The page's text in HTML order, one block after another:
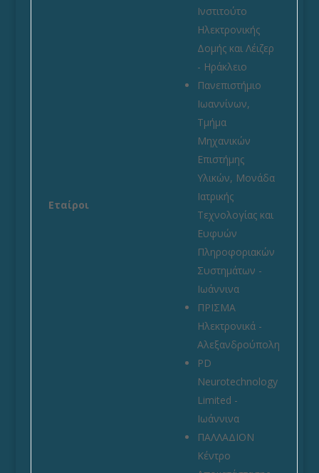
Εταίροι
Ινστιτούτο
Ηλεκτρονικής
Δομής και Λέιζερ
- Ηράκλειο
Πανεπιστήμιο
Ιωαννίνων,
Τμήμα
Μηχανικών
Επιστήμης
Υλικών, Μονάδα
Ιατρικής
Τεχνολογίας και
Ευφυών
Πληροφοριακών
Συστημάτων -
Ιωάννινα
ΠΡΙΣΜΑ
Ηλεκτρονικά -
Αλεξανδρούπολη
PD
Neurotechnology
Limited -
Ιωάννινα
ΠΑΛΛΑΔΙΟΝ
Κέντρο